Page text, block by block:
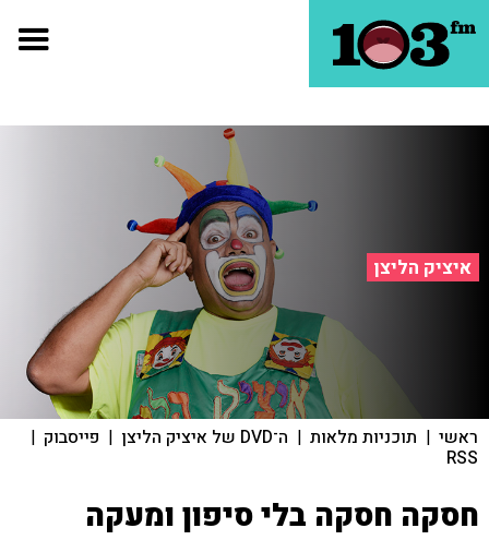
איציק הליצן
ראשי | תוכניות מלאות | ה־DVD של איציק הליצן | פייסבוק |
RSS
חסקה חסקה בלי סיפון ומעקה